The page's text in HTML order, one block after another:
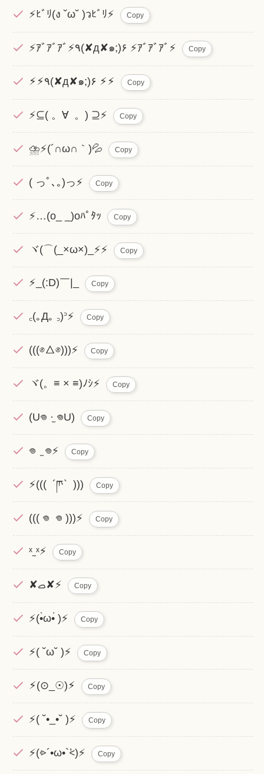
⚡ﾋﾞﾘ(ง ˘ω˘ )วﾋﾞﾘ⚡ Copy
⚡️ｱﾞｱﾞｱﾞ⚡️٩(✘д✘๑;)۶ ⚡️ｱﾞｱﾞｱﾞ⚡️ Copy
⚡︎⚡︎٩(✘д✘๑;)۶ ⚡︎⚡︎ Copy
⚡️⊆( 。∀ 。) ⊇⚡️ Copy
⛈️⚡(´∩ω∩｀)💦 Copy
( っﾟ､｡)っ⚡️ Copy
⚡️…(o_ _)oﾊﾟﾀｯ Copy
ヾ(⌒(_×ω×)_⚡️⚡️ Copy
⚡️_(:D)￣|_ Copy
꜀(｡Д​｡ ꜆)꜄⚡️ Copy
(((⊗△⊗)))⚡️ Copy
ヾ(。≡ × ≡)ﾉｼ⚡️ Copy
(U𖦹 ·̫ 𖦹U) Copy
𖦹 ̫ 𖦹⚡️ Copy
⚡️((( ´ཫ` ))) Copy
((( 𖦹 𖦹 )))⚡️ Copy
ˣ˷ˣ⚡️ Copy
‎✘ࡇ✘⚡️ Copy
⚡(•̀ω•́ )⚡ Copy
⚡( ˘ω˘ )⚡ Copy
⚡︎(⊙_☉)⚡︎ Copy
⚡( ˘•_•˘ )⚡ Copy
⚡️(⩺´•ω•`⩻)⚡️ Copy